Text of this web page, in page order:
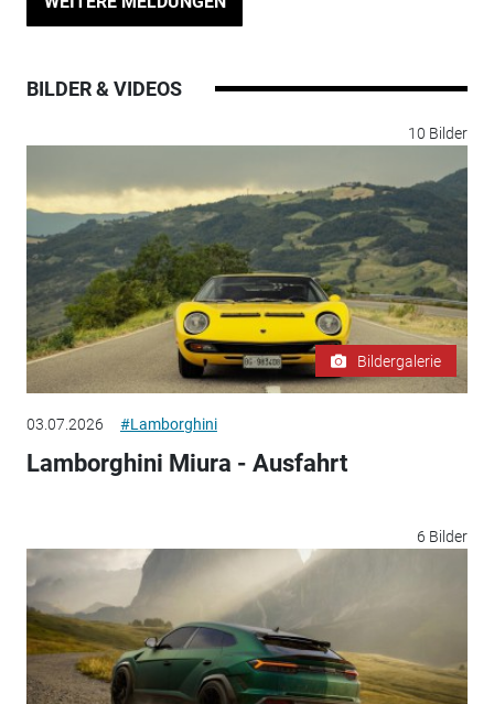
BILDER & VIDEOS
10 Bilder
Bildergalerie
03.07.2026 #Lamborghini
Lamborghini Miura - Ausfahrt
6 Bilder